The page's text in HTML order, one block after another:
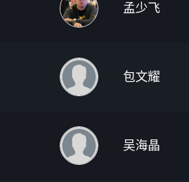
孟少飞
包文耀
吴海晶